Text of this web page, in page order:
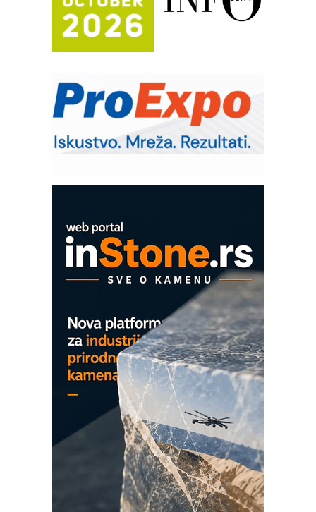
Potpuna efikasnost bez složenih
sistema
IB BLUMENAUER - više od 40 godina
poverenja u industriji
RMQ-TITAN ADVANCED INDICATOR
– Pametna signalizacija za efikasnije
upravljanje mašinama
EVOKS Maintenance Management
ROSA i SCHUNK podižu proizvodnju
na viši nivo
Detekcija različitih oblika
MAREX - Lim i mašine za savremena